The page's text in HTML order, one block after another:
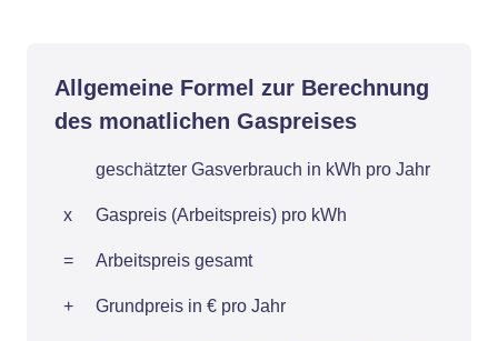
Allgemeine Formel zur Berechnung
des monatlichen Gaspreises
geschätzter Gasverbrauch in kWh pro Jahr
x Gaspreis (Arbeitspreis) pro kWh
= Arbeitspreis gesamt
+ Grundpreis in € pro Jahr